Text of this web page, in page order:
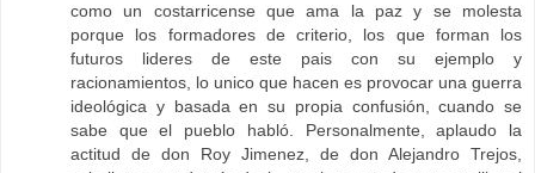
como un costarricense que ama la paz y se molesta
porque los formadores de criterio, los que forman los
futuros lideres de este pais con su ejemplo y
racionamientos, lo unico que hacen es provocar una guerra
ideológica y basada en su propia confusión, cuando se
sabe que el pueblo habló. Personalmente, aplaudo la
actitud de don Roy Jimenez, de don Alejandro Trejos,